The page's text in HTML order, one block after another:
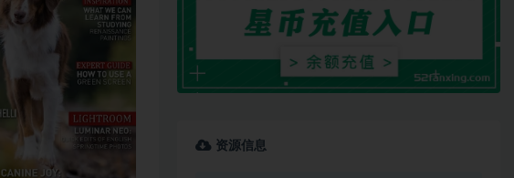
资源信息